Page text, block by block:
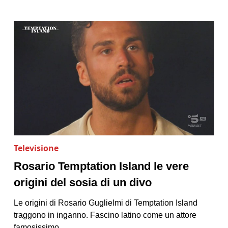
Televisione
Rosario Temptation Island le vere
origini del sosia di un divo
Le origini di Rosario Guglielmi di Temptation Island
traggono in inganno. Fascino latino come un attore